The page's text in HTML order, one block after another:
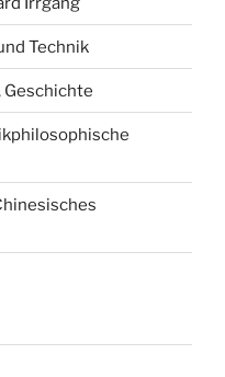
Technik
Geschichte